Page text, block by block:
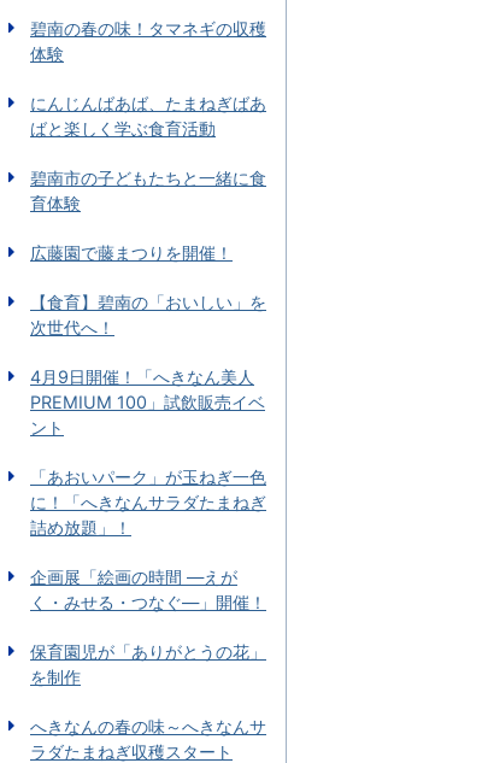
碧南の春の味！タマネギの収穫
体験
にんじんばあば、たまねぎばあ
ばと楽しく学ぶ食育活動
碧南市の子どもたちと一緒に食
育体験
広藤園で藤まつりを開催！
【食育】碧南の「おいしい」を
次世代へ！
4月9日開催！「へきなん美人
PREMIUM 100」試飲販売イベ
ント
「あおいパーク」が玉ねぎ一色
に！「へきなんサラダたまねぎ
詰め放題」！
企画展「絵画の時間 ―えが
く・みせる・つなぐ―」開催！
保育園児が「ありがとうの花」
を制作
へきなんの春の味～へきなんサ
ラダたまねぎ収穫スタート